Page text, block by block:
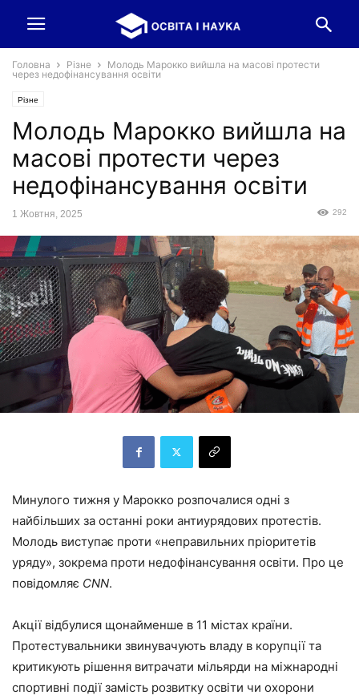
Головна Різне
Молодь Марокко вийшла на масові протести
через недофінансування освіти
Різне
Молодь Марокко вийшла на
масові протести через
недофінансування освіти
1 Жовтня, 2025 292
Минулого тижня у Марокко розпочалися одні з
найбільших за останні роки антиурядових протестів.
Молодь виступає проти «неправильних пріоритетів
уряду», зокрема проти недофінансування освіти. Про це
повідомляє CNN.
Акції відбулися щонайменше в 11 містах країни.
Протестувальники звинувачують владу в корупції та
критикують рішення витрачати мільярди на міжнародні
спортивні події замість розвитку освіти чи охорони